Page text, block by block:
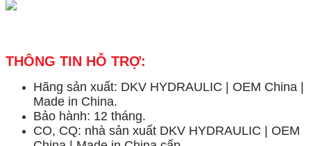
THÔNG TIN HỖ TRỢ:
Hãng sản xuất: DKV HYDRAULIC | OEM China |
Made in China.
Bảo hành: 12 tháng.
CO, CQ: nhà sản xuất DKV HYDRAULIC | OEM